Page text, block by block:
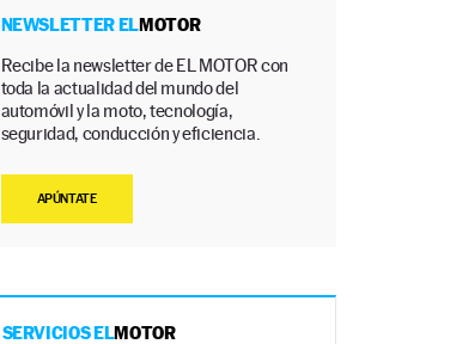
NEWSLETTER ELMOTOR
Recibe la newsletter de EL MOTOR con
toda la actualidad del mundo del
automóvil y la moto, tecnología,
seguridad, conducción y eficiencia.
APÚNTATE
SERVICIOS ELMOTOR